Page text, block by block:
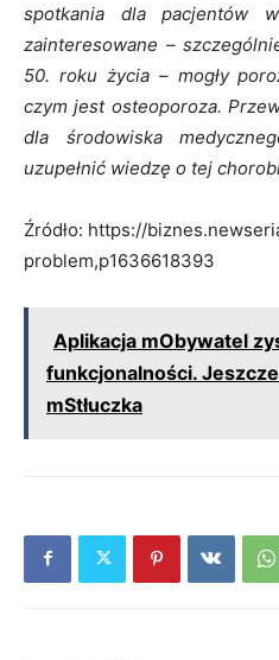
spotkania dla pacjentów
zainteresowane –
50. roku życia – mogły
czym jest osteoporoza.
dla środowiska
uzupełnić wiedzę o tej
Źródło: https://
problem,p1636618393
Aplikacja mObywatel
funkcjonalności.
mStłuczka